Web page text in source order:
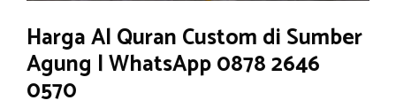
Harga Al Quran Custom di Sumber
Agung | WhatsApp 0878 2646
0570